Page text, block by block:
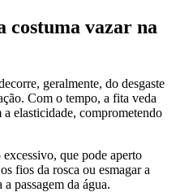
costuma vazar na
geralmente, do desgaste
Com o tempo, a fita veda
a elasticidade, comprometendo
que pode aperto
fios da rosca ou esmagar a
passagem da água.